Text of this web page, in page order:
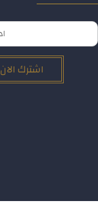
اشترك الان